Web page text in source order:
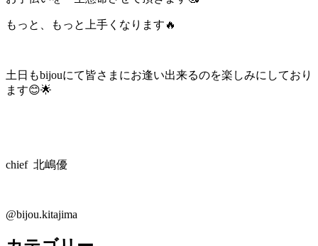
もっと、もっと上手くなります🔥
土日もbijouにて皆さまにお逢い出来るのを楽しみにしており
ます😊🌟
chief 北嶋優
@bijou.kitajima